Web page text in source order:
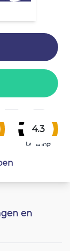
4.3
Levering
en